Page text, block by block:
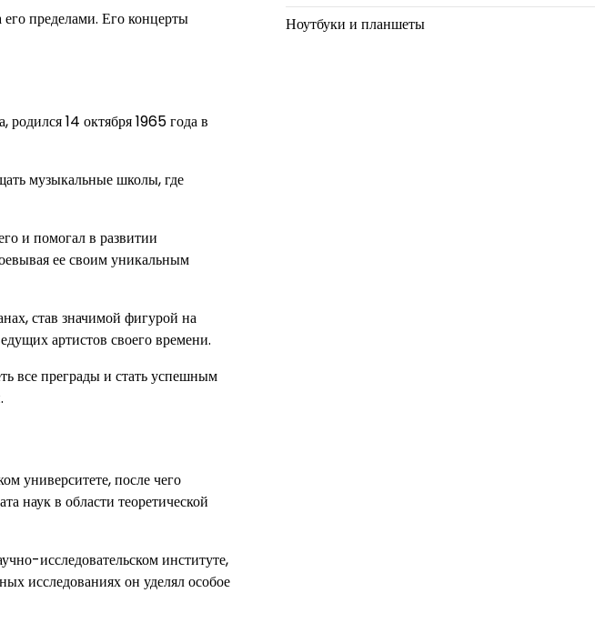
пределами. Его концерты
14 октября 1965 года в
музыкальные школы, где
и помогал в развитии
ее своим уникальным
став значимой фигурой на
артистов своего времени.
все преграды и стать успешным
университете, после чего
наук в области теоретической
исследовательском институте,
исследованиях он уделял особое
Ноутбуки и планшеты